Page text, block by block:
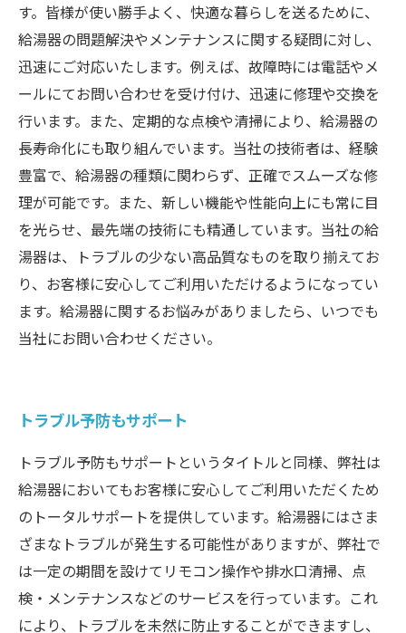
す。皆様が使い勝手よく、快適な暮らしを送るために、
給湯器の問題解決やメンテナンスに関する疑問に対し、
迅速にご対応いたします。例えば、故障時には電話やメ
ールにてお問い合わせを受け付け、迅速に修理や交換を
行います。また、定期的な点検や清掃により、給湯器の
長寿命化にも取り組んでいます。当社の技術者は、経験
豊富で、給湯器の種類に関わらず、正確でスムーズな修
理が可能です。また、新しい機能や性能向上にも常に目
を光らせ、最先端の技術にも精通しています。当社の給
湯器は、トラブルの少ない高品質なものを取り揃えてお
り、お客様に安心してご利用いただけるようになってい
ます。給湯器に関するお悩みがありましたら、いつでも
当社にお問い合わせください。
トラブル予防もサポート
トラブル予防もサポートというタイトルと同様、弊社は
給湯器においてもお客様に安心してご利用いただくため
のトータルサポートを提供しています。給湯器にはさま
ざまなトラブルが発生する可能性がありますが、弊社で
は一定の期間を設けてリモコン操作や排水口清掃、点
検・メンテナンスなどのサービスを行っています。これ
により、トラブルを未然に防止することができますし、